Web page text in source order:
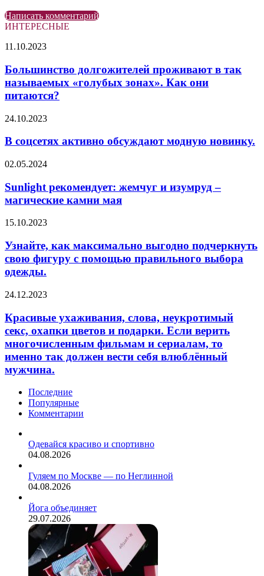
Написать комментарий
ИНТЕРЕСНЫЕ
Большинство
проживают
в
так
называемых
зонах».
они
11.10.2023
Большинство долгожителей проживают в так
называемых «голубых зонах». Как они
питаются?
В
активно
обсуждают
модную
24.10.2023
В соцсетях активно обсуждают модную новинку.
Sunlight
жемчуг
и
изумруд
магические
мая
02.05.2024
Sunlight рекомендует: жемчуг и изумруд –
магические камни мая
Узнайте,
максимально
выгодно
подчеркнуть
свою
с
правильного
выбора
одежды.
15.10.2023
Узнайте, как максимально выгодно подчеркнуть
свою фигуру с помощью правильного выбора
одежды.
Красивые
слова,
неукротимый
секс,
охапки
цветов
и
подарки.
Если
верить
многочисленным
сериалам,
именно
должен
вести
влюблённый
мужчина.
24.12.2023
Красивые ухаживания, слова, неукротимый
секс, охапки цветов и подарки. Если верить
многочисленным фильмам и сериалам, то
именно так должен вести себя влюблённый
мужчина.
Последние
Популярные
Комментарии
Одевайся красиво и спортивно
04.08.2026
Гуляем по Москве — по Неглинной
04.08.2026
Йога объединяет
29.07.2026